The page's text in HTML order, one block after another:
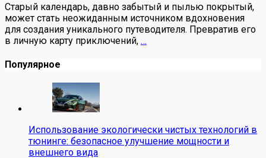
Старый календарь, давно забытый и пылью покрытый,
может стать неожиданным источником вдохновения
для создания уникального путеводителя. Превратив его
в личную карту приключений, …
Популярное
Использование экологически чистых технологий в
тюнинге: безопасное улучшение мощности и
внешнего вида